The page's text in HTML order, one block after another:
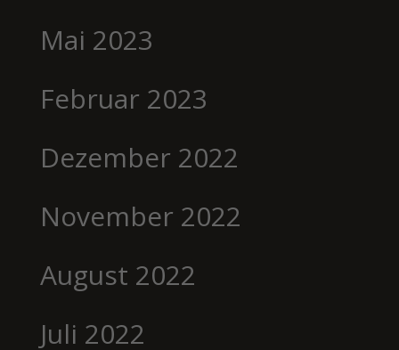
Mai 2023
Februar 2023
Dezember 2022
November 2022
August 2022
Juli 2022